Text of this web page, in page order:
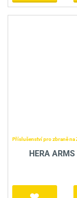
Příslušenství pro zbraně na
HERA